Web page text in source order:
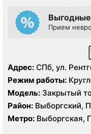
Прием
Адрес: СПб, ул.
Режим работы:
Модель: Закрытый
1.5 Тесла, General
Район: Выборгский,
Центральный
Метро: Выборгская,